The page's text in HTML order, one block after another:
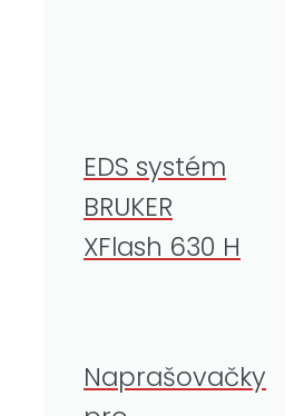
EDS systém
BRUKER
XFlash 630 H
Naprašovačky